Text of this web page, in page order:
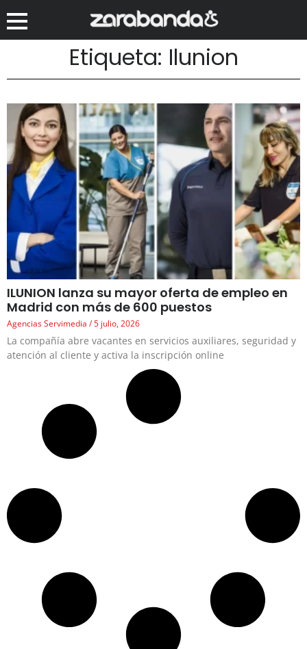
Etiqueta: Ilunion
ILUNION lanza su mayor oferta de empleo en
Madrid con más de 600 puestos
Agencias Servimedia 5 julio, 2026
La compañía abre vacantes en servicios auxiliares, seguridad y
atención al cliente y activa la inscripción online